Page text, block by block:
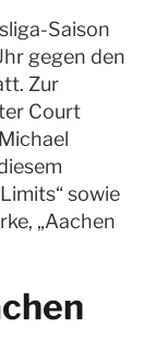
Saison
gegen den
Zur
Court
sowie
„Aachen